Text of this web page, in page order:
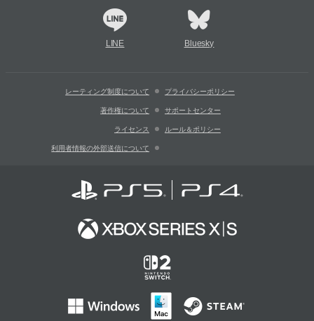
LINE Bluesky
レーティング制度について プライバシーポリシー
著作権について サポートセンター
ライセンス ルール＆ポリシー
利用者情報の外部送信について